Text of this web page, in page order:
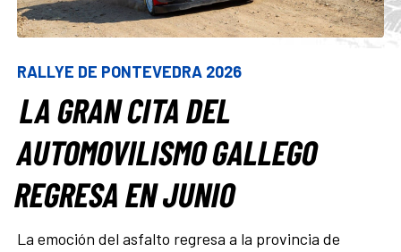
RALLYE DE PONTEVEDRA 2026
LA GRAN CITA DEL
AUTOMOVILISMO GALLEGO
REGRESA EN JUNIO
La emoción del asfalto regresa a la provincia de